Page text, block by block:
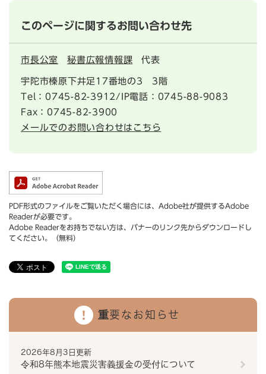
このページに関するお問い合わせ先
市長公室 秘書広報情報課 代表
宇陀市榛原下井足17番地の3 3階
Tel：0745-82-3912/IP電話：0745-88-9083
Fax：0745-82-3900
メールでのお問い合わせはこちら
PDF形式のファイルをご覧いただく場合には、Adobe社が提供するAdobe
Readerが必要です。
Adobe Readerをお持ちでない方は、バナーのリンク先からダウンロードし
てください。（無料）
重要なお知らせ
2026年8月3日更新
令和8年熊本地震災害義援金の受付について